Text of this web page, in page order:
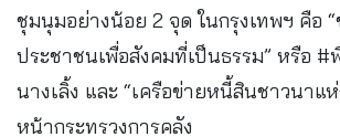
ชุมนุมอย่างน้อย 2 จุด ในกรุงเทพฯ คือ
ประชาชนเพื่อสังคมที่เป็นธรรม” หรือ
นางเลิ้ง และ “เครือข่ายหนี้สินชาวนาแ
หน้ากระทรวงการคลัง